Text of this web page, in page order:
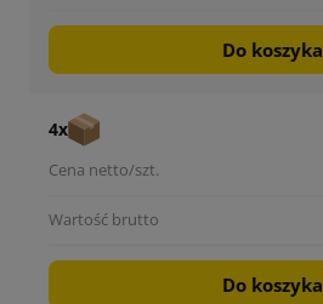
Do koszyka
4x
Do koszyka